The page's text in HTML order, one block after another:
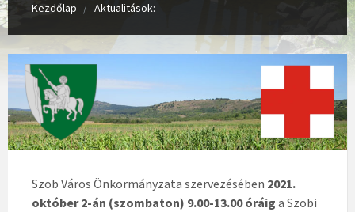
Kezdőlap Aktualitások:
Szob Város Önkormányzata szervezésében 2021.
október 2-án (szombaton) 9.00-13.00 óráig a Szobi